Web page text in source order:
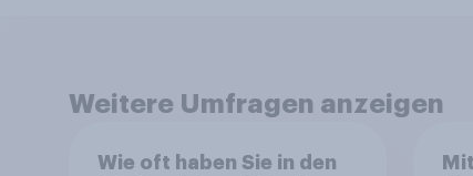
Weitere Umfragen anzeigen
Wie oft haben Sie in den